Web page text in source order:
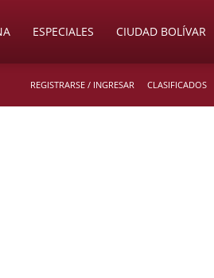
ESPECIALES CIUDAD BOLÍVAR
REGISTRARSE / INGRESAR CLASIFICADOS